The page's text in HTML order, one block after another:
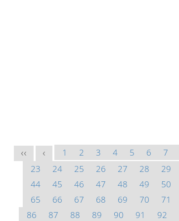
<< < 1 2 3 4 5 6 7
23
24 25 26 27 28 29
44
45 46 47 48 49 50
65
66 67 68 69 70 71
86
87 88 89 90 91 92